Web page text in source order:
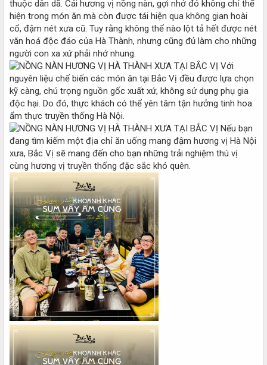
thuộc dân dã. Cái hương vị nồng nàn, gợi nhớ đó không chỉ thể
hiện trong món ăn mà còn được tái hiện qua không gian hoài
cổ, đậm nét xưa cũ. Tuy rằng không thể nào lột tả hết được nét
văn hoá độc đáo của Hà Thành, nhưng cũng đủ làm cho những
người con xa xứ phải nhớ nhung.
Với
nguyên liệu chế biến các món ăn tại Bắc Vị đều được lựa chọn
kỹ càng, chú trọng nguồn gốc xuất xứ, không sử dụng phụ gia
độc hại. Do đó, thực khách có thể yên tâm tận hưởng tinh hoa
ẩm thực truyền thống Hà Nội.
Nếu bạn
đang tìm kiếm một địa chỉ ăn uống mang đậm hương vị Hà Nội
xưa, Bắc Vị sẽ mang đến cho bạn những trải nghiệm thú vị
cùng hương vị truyền thống đặc sắc khó quên.